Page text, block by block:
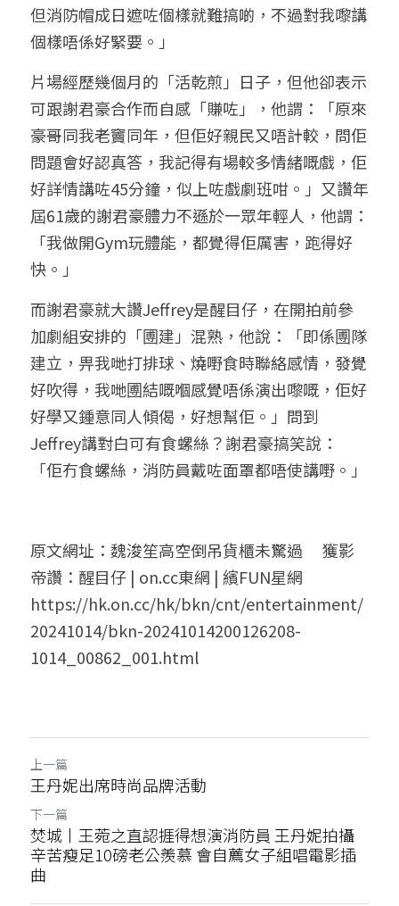
但消防帽成日遮咗個樣就難搞啲，不過對我嚟講
片場經歷幾個月的「活乾煎」日子，但他卻表示
可跟謝君豪合作而自感「賺咗」，他謂：「原來
豪哥同我老竇同年，但佢好親民又唔計較，問佢
問題會好認真答，我記得有場較多情緒嘅戲，佢
好詳情講咗45分鐘，似上咗戲劇班咁。」又讚年
屆61歲的謝君豪體力不遜於一眾年輕人，他謂：
「我做開Gym玩體能，都覺得佢厲害，跑得好
快。」
而謝君豪就大讚Jeffrey是醒目仔，在開拍前參
加劇組安排的「圑建」混熟，他說：「即係圑隊
建立，畀我哋打排球、燒嘢食時聯絡感情，發覺
好吹得，我哋圑結嘅嗰感覺唔係演出嚟嘅，佢好
好學又鍾意同人傾偈，好想幫佢。」問到
Jeffrey講對白可有食螺絲？謝君豪搞笑說：
「佢冇食螺絲，消防員戴咗面罩都唔使講嘢。」
原文網址：魏浚笙高空倒吊貨櫃未驚過　 獲影
帝讚：醒目仔 | on.cc東網 | 繽FUN星網
https://hk.on.cc/hk/bkn/cnt/entertainment/
20241014/bkn-20241014200126208-
1014_00862_001.html
上一篇
王丹妮出席時尚品牌活動
下一篇
焚城丨王菀之直認捱得想演消防員 王丹妮拍攝
辛苦瘦足10磅老公羨慕 會自薦女子組唱電影插
曲